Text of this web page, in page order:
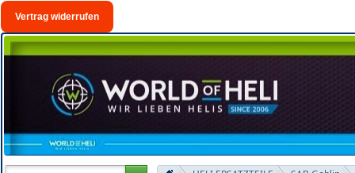
Vertrag widerrufen